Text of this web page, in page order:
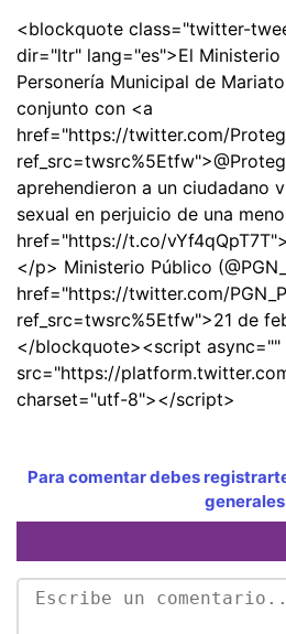
<blockquote class="twitter-
dir="ltr" lang="es">El Ministerio
Personería Municipal de
conjunto con <a
href="https://twitter.com/
aprehendieron a un ciudadano
sexual en perjuicio de una
href="https://t.co/
</p> Ministerio Público
href="https://twitter.com/
ref_src=twsrc%5Etfw">21 de
</blockquote><script async=""
src="https://
charset="utf-8"></script>
Para comentar debes